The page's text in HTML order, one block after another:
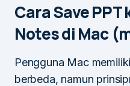
Cara Save PPT
Notes di Mac
Pengguna Mac
berbeda, namun